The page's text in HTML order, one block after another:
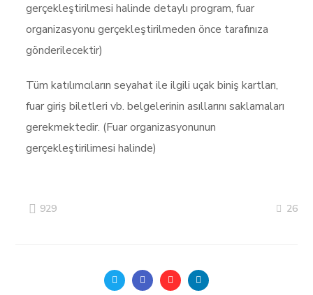
gerçekleştirilmesi halinde detaylı program, fuar
organizasyonu gerçekleştirilmeden önce tarafınıza
gönderilecektir)
Tüm katılımcıların seyahat ile ilgili uçak biniş kartları,
fuar giriş biletleri vb. belgelerinin asıllarını saklamaları
gerekmektedir. (Fuar organizasyonunun
gerçekleştirilimesi halinde)
929 26